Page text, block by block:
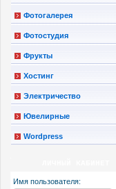
Фотогалерея
Фотостудия
Фрукты
Хостинг
Электричество
Ювелирные
Wordpress
Имя пользователя: